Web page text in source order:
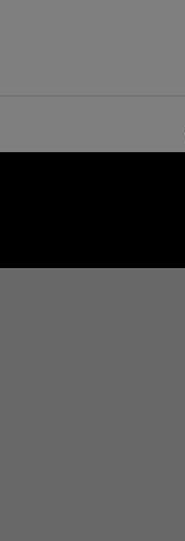
Speciální cena